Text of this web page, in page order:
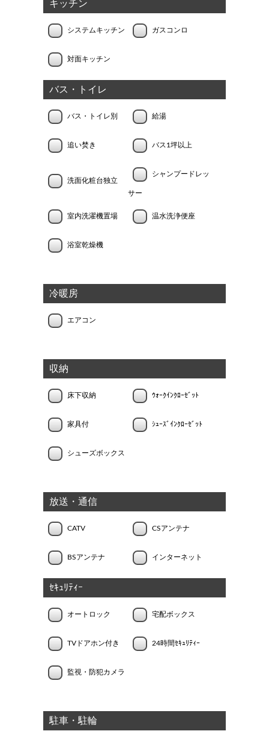
キッチン
システムキッチン ガスコンロ
対面キッチン
バス・トイレ
バス・トイレ別 給湯
追い焚き バス1坪以上
洗面化粧台独立
シャンプードレッ
サー
室内洗濯機置場 温水洗浄便座
浴室乾燥機
冷暖房
エアコン
収納
床下収納 ｳｫｰｸｲﾝｸﾛｰｾﾞｯﾄ
家具付 ｼｭｰｽﾞｲﾝｸﾛｰｾﾞｯﾄ
シューズボックス
放送・通信
CATV CSアンテナ
BSアンテナ インターネット
ｾｷｭﾘﾃｨｰ
オートロック 宅配ボックス
TVドアホン付き 24時間ｾｷｭﾘﾃｨｰ
監視・防犯カメラ
駐車・駐輪